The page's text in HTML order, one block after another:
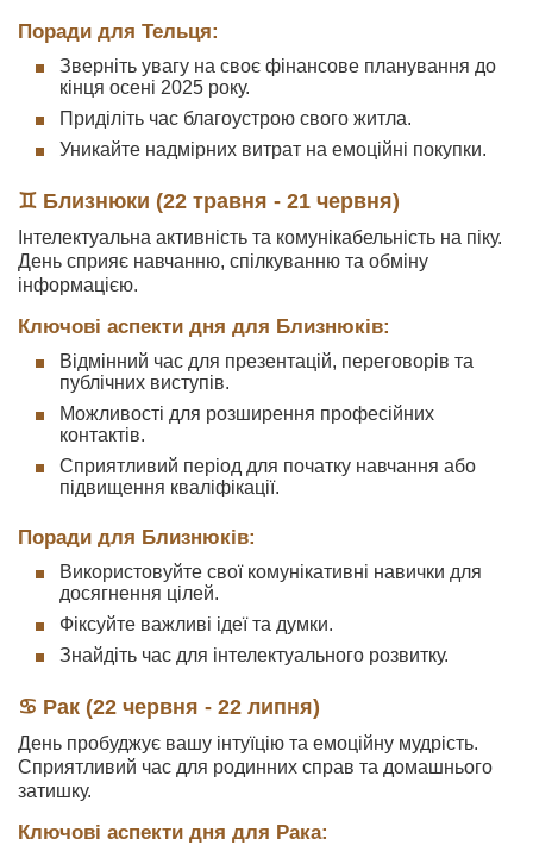
Поради для Тельця:
Зверніть увагу на своє фінансове планування до
кінця осені 2025 року.
Приділіть час благоустрою свого житла.
Уникайте надмірних витрат на емоційні покупки.
♊ Близнюки (22 травня - 21 червня)
Інтелектуальна активність та комунікабельність на піку.
День сприяє навчанню, спілкуванню та обміну
інформацією.
Ключові аспекти дня для Близнюків:
Відмінний час для презентацій, переговорів та
публічних виступів.
Можливості для розширення професійних
контактів.
Сприятливий період для початку навчання або
підвищення кваліфікації.
Поради для Близнюків:
Використовуйте свої комунікативні навички для
досягнення цілей.
Фіксуйте важливі ідеї та думки.
Знайдіть час для інтелектуального розвитку.
♋ Рак (22 червня - 22 липня)
День пробуджує вашу інтуїцію та емоційну мудрість.
Сприятливий час для родинних справ та домашнього
затишку.
Ключові аспекти дня для Рака: